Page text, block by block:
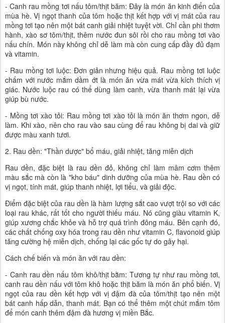
- Canh rau mồng tơi nấu tôm/thịt băm: Đây là món ăn kinh điển của
mùa hè. Vị ngọt thanh của tôm hoặc thịt kết hợp với vị mát của rau
mồng tơi tạo nên một bát canh giải nhiệt tuyệt vời. Chỉ cần phi thơm
hành, xào sơ tôm/thịt, thêm nước đun sôi rồi cho rau mồng tơi vào
nấu chín. Món này không chỉ dễ làm mà còn cung cấp đầy đủ đạm
và vitamin.
- Rau mồng tơi luộc: Đơn giản nhưng hiệu quả. Rau mồng tơi luộc
chấm với nước mắm dầm ớt là món ăn vừa mát vừa kích thích vị
giác. Nước luộc rau có thể dùng làm canh, vừa thanh mát lại vừa
giúp bù nước.
- Mồng tơi xào tỏi: Rau mồng tơi xào tỏi là món ăn thơm ngon, dễ
làm. Khi xào, nên cho rau vào sau cùng để rau không bị dai và giữ
được màu xanh tươi.
2. Rau dền: "Thần dược" bổ máu, giải nhiệt, tăng miễn dịch
Rau dền, đặc biệt là rau dền đỏ, không chỉ làm mâm cơm thêm
màu sắc mà còn là "kho báu" dinh dưỡng của mùa hè. Rau dền có
vị ngọt, tính mát, giúp thanh nhiệt, lợi tiểu, và giải độc.
Điểm đặc biệt của rau dền là hàm lượng sắt cao vượt trội so với các
loại rau khác, rất tốt cho người thiếu máu. Nó cũng giàu vitamin K,
giúp xương chắc khỏe và hỗ trợ quá trình đông máu. Bên cạnh đó,
các chất chống oxy hóa trong rau dền như vitamin C, flavonoid giúp
tăng cường hệ miễn dịch, chống lại các gốc tự do gây hại.
Cách chế biến và món ăn với rau dền:
- Canh rau dền nấu tôm khô/thịt bằm: Tương tự như rau mồng tơi,
canh rau dền nấu với tôm khô hoặc thịt băm là món ăn phổ biến. Vị
ngọt của rau dền kết hợp với vị đậm đà của tôm/thịt tạo nên một
bát canh hấp dẫn, thanh mát. Bạn có thể thêm một chút mắm tôm
để món canh thêm đậm đà hương vị miền Bắc.